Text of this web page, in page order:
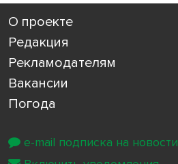
О проекте
Редакция
Рекламодателям
Вакансии
Погода
e-mail подписка на новости